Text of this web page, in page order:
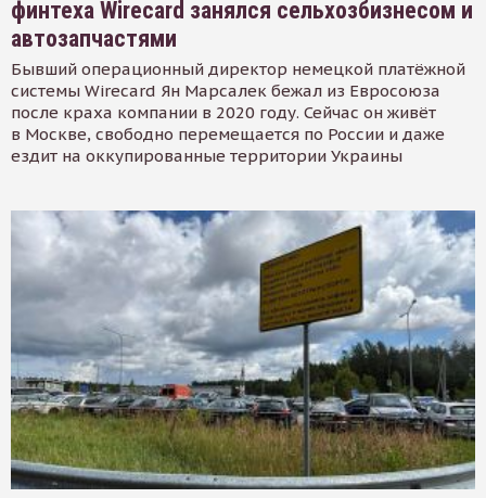
финтеха Wirecard занялся сельхозбизнесом и
автозапчастями
Бывший операционный директор немецкой платёжной
системы Wirecard Ян Марсалек бежал из Евросоюза
после краха компании в 2020 году. Сейчас он живёт
в Москве, свободно перемещается по России и даже
ездит на оккупированные территории Украины